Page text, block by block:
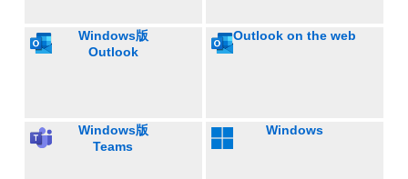
Windows版
Outlook
Outlook on the web
Windows版
Teams
Windows